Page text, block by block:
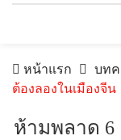
หน้าแรก บทค
ต้องลองในเมืองจีน
ห้ามพลาด 6